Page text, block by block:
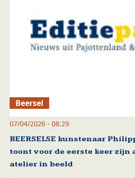
Beersel
07/04/2026 - 08:29
BEERSELSE kunstenaar
toont voor de eerste keer zijn
atelier in beeld